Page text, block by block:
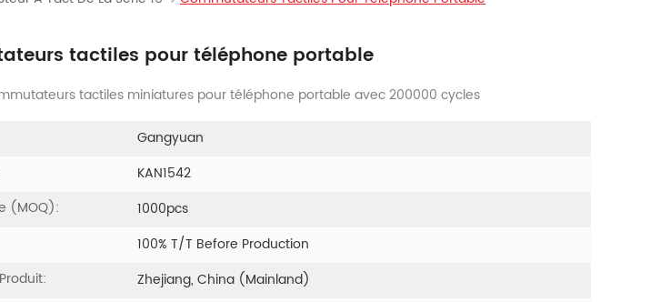
tactiles pour téléphone portable
tactiles miniatures pour téléphone portable avec 200000 cycles
Gangyuan
KAN1542
(MOQ):
1000pcs
100% T/T Before Production
Zhejiang, China (Mainland)